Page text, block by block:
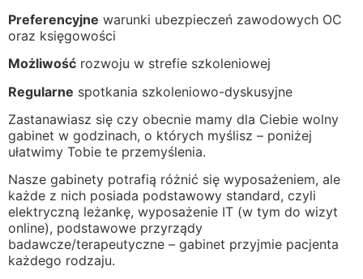
Preferencyjne warunki ubezpieczeń zawodowych OC
oraz księgowości
Możliwość rozwoju w strefie szkoleniowej
Regularne spotkania szkoleniowo-dyskusyjne
Zastanawiasz się czy obecnie mamy dla Ciebie wolny
gabinet w godzinach, o których myślisz – poniżej
ułatwimy Tobie te przemyślenia.
Nasze gabinety potrafią różnić się wyposażeniem, ale
każde z nich posiada podstawowy standard, czyli
elektryczną leżankę, wyposażenie IT (w tym do wizyt
online), podstawowe przyrządy
badawcze/terapeutyczne – gabinet przyjmie pacjenta
każdego rodzaju.